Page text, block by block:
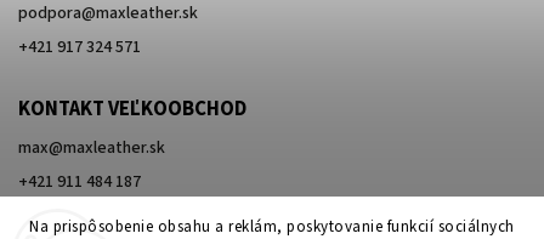
Na prispôsobenie obsahu a reklám, poskytovanie funkcií sociálnych
podpora@maxleather.sk
+421 917 324 571
KONTAKT VEĽKOOBCHOD
max@maxleather.sk
+421 911 484 187